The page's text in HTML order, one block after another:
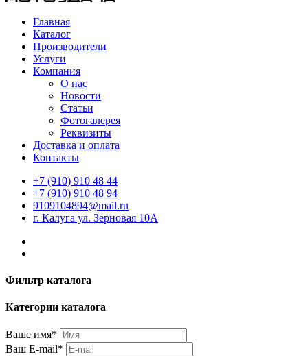
Главная
Каталог
Производители
Услуги
Компания
О нас
Новости
Статьи
Фотогалерея
Реквизиты
Доставка и оплата
Контакты
+7 (910) 910 48 44
+7 (910) 910 48 94
9109104894@mail.ru
г. Калуга ул. Зерновая 10А
Фильтр каталога
Категории каталога
Ваше имя*
Ваш E-mail*